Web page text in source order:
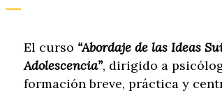
El curso “Abordaje de las Ideas
Adolescencia”, dirigido a
formación breve, práctica y